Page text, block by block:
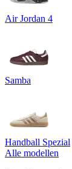
Air Jordan 4
Samba
Handball Spezial
Alle modellen